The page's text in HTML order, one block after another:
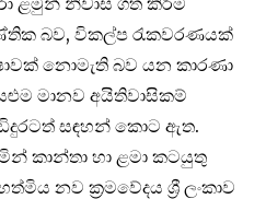
බව, විකල්ප රැකවරණයක්
නොමැති බව යන කාරණා
මානව අයිතිවාසිකම්
සඳහන් කොට ඇත.
කාන්තා හා ළමා කටයුතු
නව ක්‍රමවේදය ශ්‍රී ලංකාව